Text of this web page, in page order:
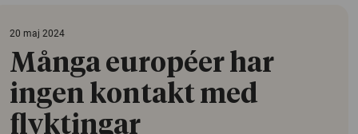
20 maj 2024
Många européer har
ingen kontakt med
flyktingar